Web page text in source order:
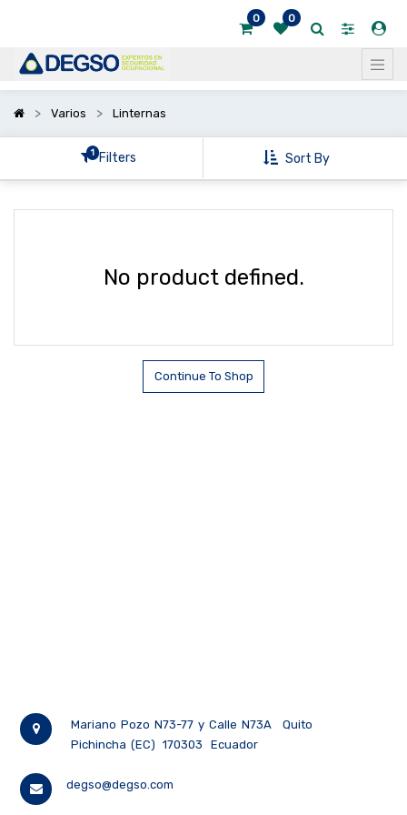
0 0
Varios Linternas
1 Filters Sort By
opciones
No product defined.
Continue To Shop
Mariano Pozo N73-77 y Calle N73A
Quito
Pichincha (EC)
170303 Ecuador
degso@degso.com